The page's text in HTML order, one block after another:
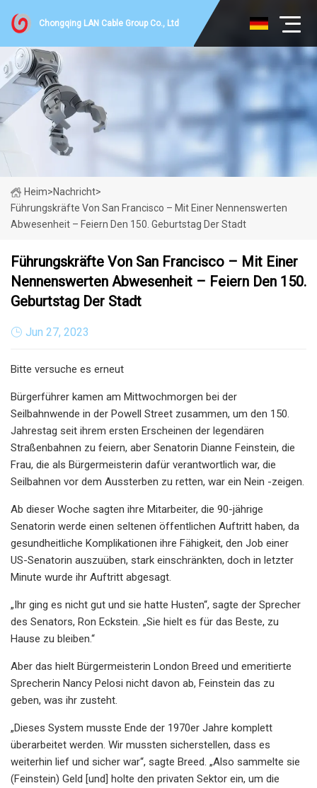
Chongqing LAN Cable Group Co., Ltd
Heim>Nachricht>
Führungskräfte Von San Francisco – Mit Einer Nennenswerten
Abwesenheit – Feiern Den 150. Geburtstag Der Stadt
Führungskräfte Von San Francisco – Mit Einer
Nennenswerten Abwesenheit – Feiern Den 150.
Geburtstag Der Stadt
Jun 27, 2023
Bitte versuche es erneut
Bürgerführer kamen am Mittwochmorgen bei der
Seilbahnwende in der Powell Street zusammen, um den 150.
Jahrestag seit ihrem ersten Erscheinen der legendären
Straßenbahnen zu feiern, aber Senatorin Dianne Feinstein, die
Frau, die als Bürgermeisterin dafür verantwortlich war, die
Seilbahnen vor dem Aussterben zu retten, war ein Nein -zeigen.
Ab dieser Woche sagten ihre Mitarbeiter, die 90-jährige
Senatorin werde einen seltenen öffentlichen Auftritt haben, da
gesundheitliche Komplikationen ihre Fähigkeit, den Job einer
US-Senatorin auszuüben, stark einschränkten, doch in letzter
Minute wurde ihr Auftritt abgesagt.
„Ihr ging es nicht gut und sie hatte Husten“, sagte der Sprecher
des Senators, Ron Eckstein. „Sie hielt es für das Beste, zu
Hause zu bleiben.“
Aber das hielt Bürgermeisterin London Breed und emeritierte
Sprecherin Nancy Pelosi nicht davon ab, Feinstein das zu
geben, was ihr zusteht.
„Dieses System musste Ende der 1970er Jahre komplett
überarbeitet werden. Wir mussten sicherstellen, dass es
weiterhin lief und sicher war“, sagte Breed. „Also sammelte sie
(Feinstein) Geld [und] holte den privaten Sektor ein, um die